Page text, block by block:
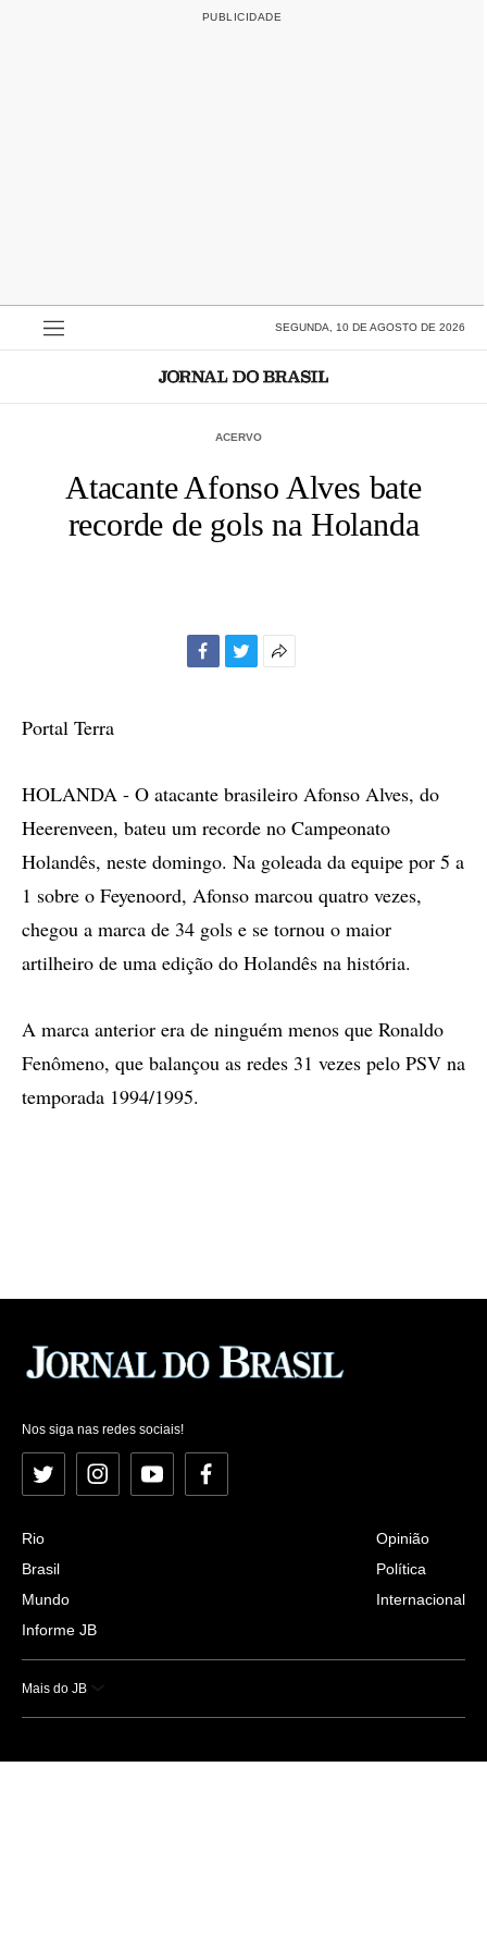
SEGUNDA, 10 DE AGOSTO DE 2026
ACERVO
Atacante Afonso Alves bate
recorde de gols na Holanda
Portal Terra
HOLANDA - O atacante brasileiro Afonso Alves, do
Heerenveen, bateu um recorde no Campeonato
Holandês, neste domingo. Na goleada da equipe por 5 a
1 sobre o Feyenoord, Afonso marcou quatro vezes,
chegou a marca de 34 gols e se tornou o maior
artilheiro de uma edição do Holandês na história.
A marca anterior era de ninguém menos que Ronaldo
Fenômeno, que balançou as redes 31 vezes pelo PSV na
temporada 1994/1995.
Nos siga nas redes sociais!
Twitter InstagramYouTubeFacebook
Rio
Brasil
Mundo
Informe JB
Opinião
Política
Internacional
Mais do JB
Esportes